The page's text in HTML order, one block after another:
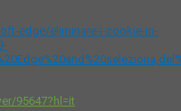
edge/eliminare-i-cookie-in-
95647?hl=it